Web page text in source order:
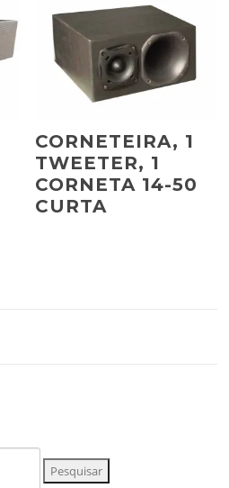
CORNETEIRA, 1
TWEETER, 1
CORNETA 14-50
CURTA
Pesquisar